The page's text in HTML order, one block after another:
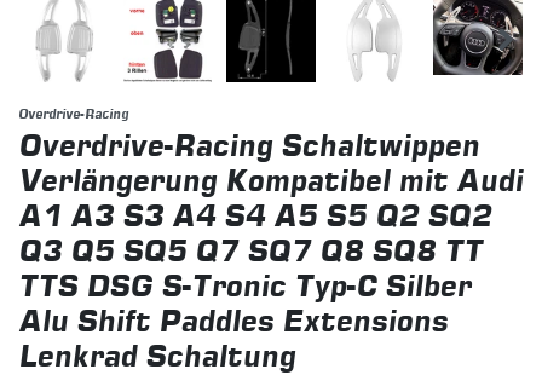
Overdrive-Racing
Overdrive-Racing Schaltwippen
Verlängerung Kompatibel mit Audi
A1 A3 S3 A4 S4 A5 S5 Q2 SQ2
Q3 Q5 SQ5 Q7 SQ7 Q8 SQ8 TT
TTS DSG S-Tronic Typ-C Silber
Alu Shift Paddles Extensions
Lenkrad Schaltung